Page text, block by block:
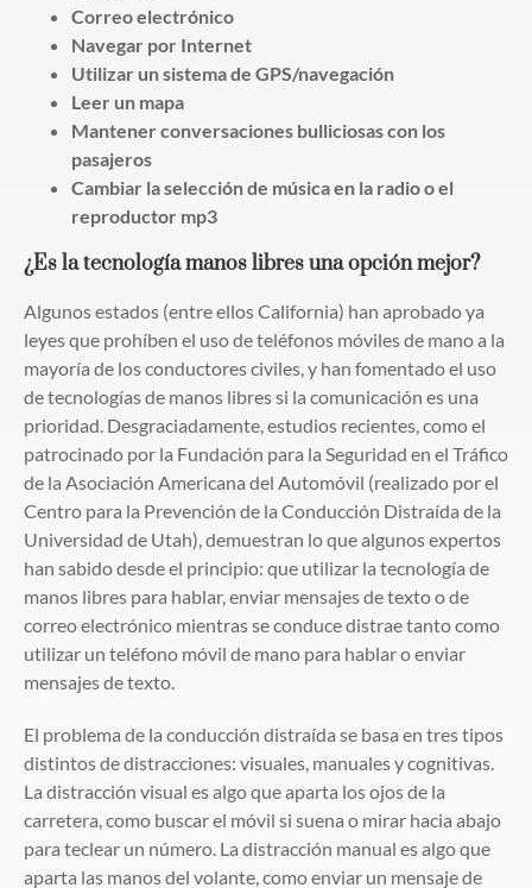
Correo electrónico
Navegar por Internet
Utilizar un sistema de GPS/navegación
Leer un mapa
Mantener conversaciones bulliciosas con los
pasajeros
Cambiar la selección de música en la radio o el
reproductor mp3
¿Es la tecnología manos libres una opción mejor?
Algunos estados (entre ellos California) han aprobado ya
leyes que prohíben el uso de teléfonos móviles de mano a la
mayoría de los conductores civiles, y han fomentado el uso
de tecnologías de manos libres si la comunicación es una
prioridad. Desgraciadamente, estudios recientes, como el
patrocinado por la Fundación para la Seguridad en el Tráfico
de la Asociación Americana del Automóvil (realizado por el
Centro para la Prevención de la Conducción Distraída de la
Universidad de Utah), demuestran lo que algunos expertos
han sabido desde el principio: que utilizar la tecnología de
manos libres para hablar, enviar mensajes de texto o de
correo electrónico mientras se conduce distrae tanto como
utilizar un teléfono móvil de mano para hablar o enviar
mensajes de texto.
El problema de la conducción distraída se basa en tres tipos
distintos de distracciones: visuales, manuales y cognitivas.
La distracción visual es algo que aparta los ojos de la
carretera, como buscar el móvil si suena o mirar hacia abajo
para teclear un número. La distracción manual es algo que
aparta las manos del volante, como enviar un mensaje de